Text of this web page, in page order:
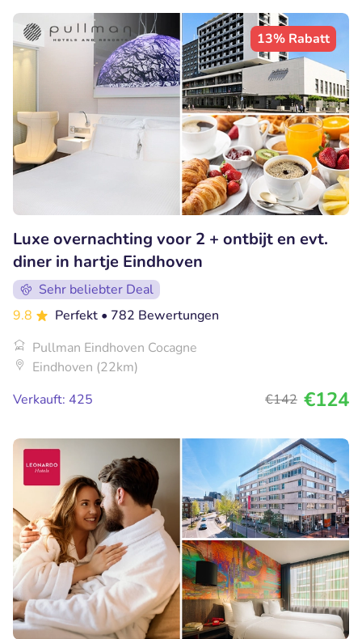
13% Rabatt
Luxe overnachting voor 2 + ontbijt en evt.
diner in hartje Eindhoven
Sehr beliebter Deal
9.8
Perfekt • 782 Bewertungen
Pullman Eindhoven Cocagne
Eindhoven (22km)
Verkauft: 425
€142 €124